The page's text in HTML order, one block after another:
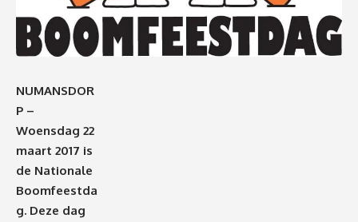
NUMANSDOR
P –
Woensdag 22
maart 2017 is
de Nationale
Boomfeestda
g. Deze dag